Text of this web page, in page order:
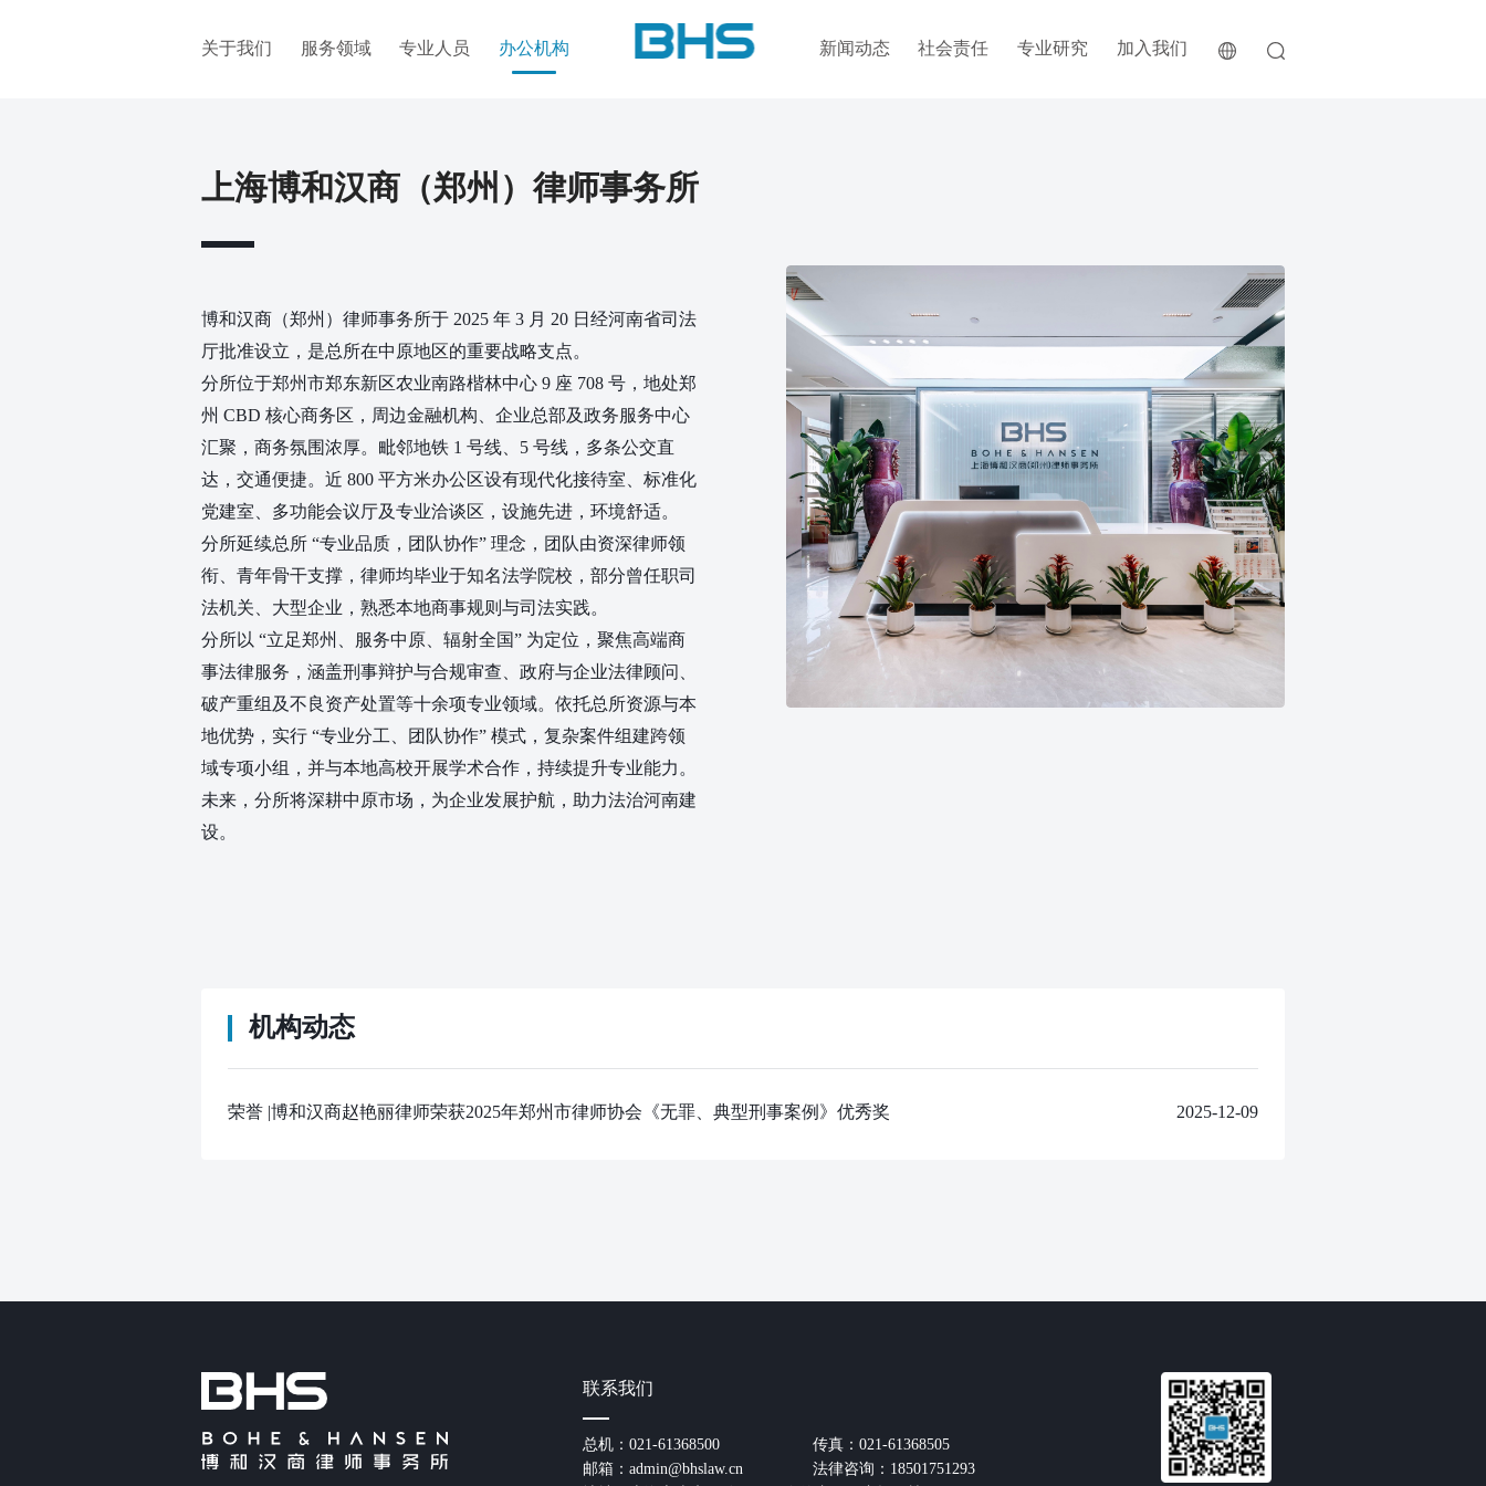
关于我们 服务领域 专业人员 办公机构 新闻动态 社会责任 专业研究 加入我们
上海博和汉商（郑州）律师事务所
博和汉商（郑州）律师事务所于 2025 年 3 月 20 日经河南省司法
厅批准设立，是总所在中原地区的重要战略支点。
分所位于郑州市郑东新区农业南路楷林中心 9 座 708 号，地处郑
州 CBD 核心商务区，周边金融机构、企业总部及政务服务中心
汇聚，商务氛围浓厚。毗邻地铁 1 号线、5 号线，多条公交直
达，交通便捷。近 800 平方米办公区设有现代化接待室、标准化
党建室、多功能会议厅及专业洽谈区，设施先进，环境舒适。
分所延续总所 “专业品质，团队协作” 理念，团队由资深律师领
衔、青年骨干支撑，律师均毕业于知名法学院校，部分曾任职司
法机关、大型企业，熟悉本地商事规则与司法实践。
分所以 “立足郑州、服务中原、辐射全国” 为定位，聚焦高端商
事法律服务，涵盖刑事辩护与合规审查、政府与企业法律顾问、
破产重组及不良资产处置等十余项专业领域。依托总所资源与本
地优势，实行 “专业分工、团队协作” 模式，复杂案件组建跨领
域专项小组，并与本地高校开展学术合作，持续提升专业能力。
未来，分所将深耕中原市场，为企业发展护航，助力法治河南建
设。
机构动态
荣誉 |博和汉商赵艳丽律师荣获2025年郑州市律师协会《无罪、典型刑事案例》优秀奖 2025-12-09
联系我们
总机：021-61368500
传真：021-61368505
邮箱：admin@bhslaw.cn
法律咨询：18501751293